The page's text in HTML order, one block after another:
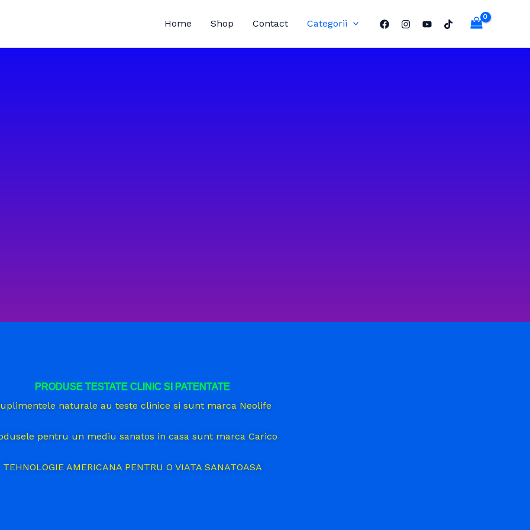
Home Shop Contact Categorii
PRODUSE TESTATE CLINIC SI PATENTATE
naturale au teste clinice si sunt marca Neolife
pentru un mediu sanatos in casa sunt marca Carico
TEHNOLOGIE AMERICANA PENTRU O VIATA SANATOASA